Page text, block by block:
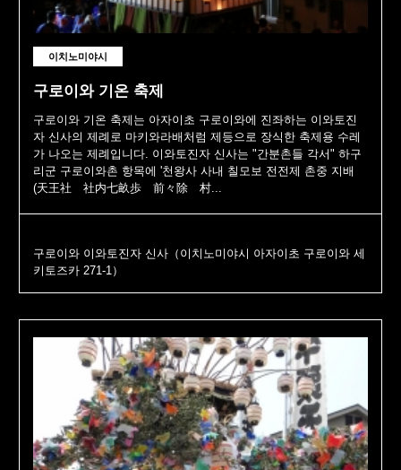
이치노미야시
구로이와 기온 축제
구로이와 기온 축제는 아자이초 구로이와에 진좌하는 이와토진
자 신사의 제례로 마키와라배처럼 제등으로 장식한 축제용 수레
가 나오는 제례입니다. 이와토진자 신사는 "간분촌들 각서" 하구
리군 구로이와촌 항목에 '천왕사 사내 칠모보 전전제 촌중 지배
(天王社 社内七畝歩 前々除 村...
구로이와 이와토진자 신사（이치노미야시 아자이초 구로이와 세
키토즈카 271-1）